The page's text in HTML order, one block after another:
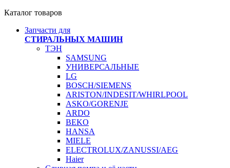
Каталог товаров
Запчасти для
СТИРАЛЬНЫХ МАШИН
ТЭН
SAMSUNG
УНИВЕРСАЛЬНЫЕ
LG
BOSCH/SIEMENS
ARISTON/INDESIT/WHIRLPOOL
ASKO/GORENJE
ARDO
BEKO
HANSA
MIELE
ELECTROLUX/ZANUSSI/AEG
Haier